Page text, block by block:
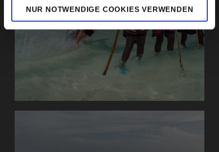
NUR NOTWENDIGE COOKIES VERWENDEN
Indischer Ozean